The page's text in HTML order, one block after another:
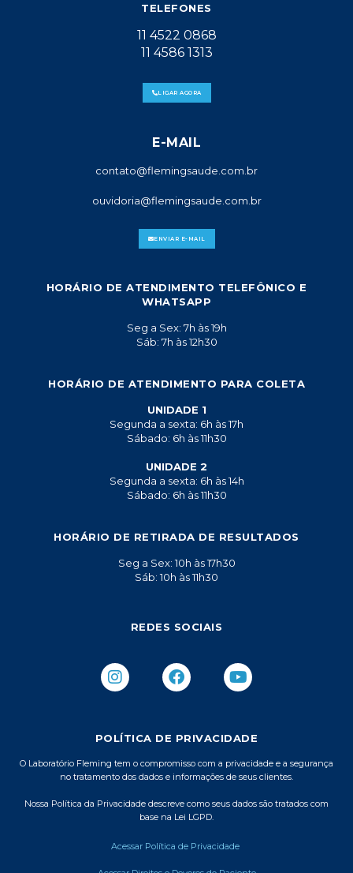
TELEFONES
11 4522 0868
11 4586 1313
LIGAR AGORA
E-MAIL
contato@flemingsaude.com.br
ouvidoria@flemingsaude.com.br
ENVIAR E-MAIL
HORÁRIO DE ATENDIMENTO TELEFÔNICO E
WHATSAPP
Seg a Sex: 7h às 19h
Sáb: 7h às 12h30
HORÁRIO DE ATENDIMENTO PARA COLETA
UNIDADE 1
Segunda a sexta: 6h às 17h
Sábado: 6h às 11h30
UNIDADE 2
Segunda a sexta: 6h às 14h
Sábado: 6h às 11h30
HORÁRIO DE RETIRADA DE RESULTADOS
Seg a Sex: 10h às 17h30
Sáb: 10h às 11h30
REDES SOCIAIS
I
n
a
r
a
m
F
a
b
o
k
Y
o
u
e
POLÍTICA DE PRIVACIDADE
O Laboratório Fleming tem o compromisso com a privacidade e a segurança
no tratamento dos dados e informações de seus clientes.
Nossa Política da Privacidade descreve como seus dados são tratados com
base na Lei LGPD.
Acessar Política de Privacidade